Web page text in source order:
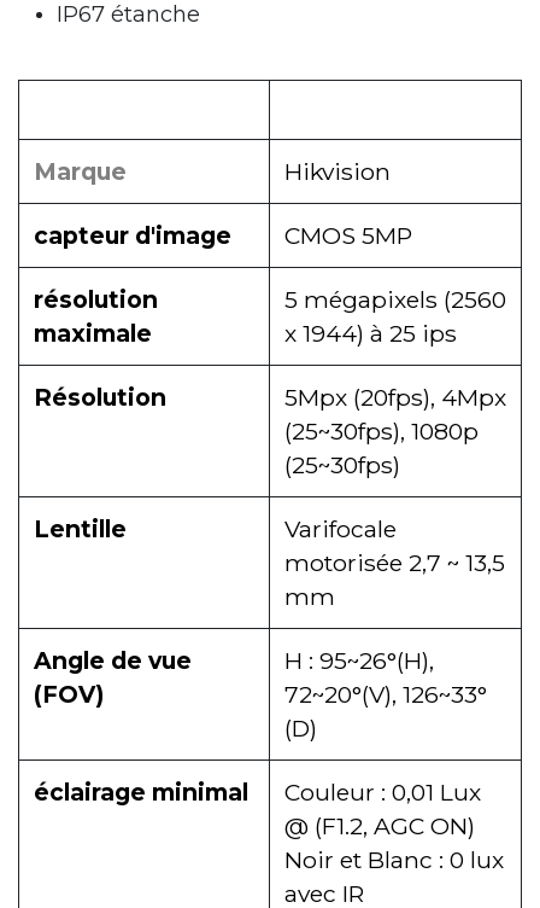
IP67 étanche
Marque Hikvision
capteur d'image CMOS 5MP
résolution
maximale
5 mégapixels (2560
x 1944) à 25 ips
Résolution
5Mpx (20fps), 4Mpx
(25~30fps), 1080p
(25~30fps)
Lentille
Varifocale
motorisée 2,7 ~ 13,5
mm
Angle de vue
(FOV)
H : 95~26°(H),
72~20°(V), 126~33°
(D)
éclairage minimal
Couleur : 0,01 Lux
@ (F1.2, AGC ON)
Noir et Blanc : 0 lux
avec IR